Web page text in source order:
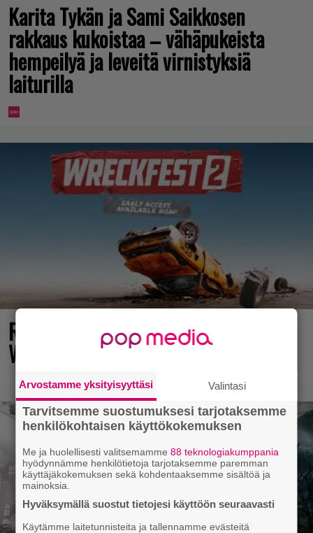
Karita Tykän ja Sami Saikkosen
rakkaus kukoistaa – vähäpukeista
hempeilyä ja leveitä virnistyksiä
laiturilla
Rallienglanti raikaa kotimaisen
Wreckfest 2:n uudella esittelyvideolla
Arvostamme yksityisyyttäsi Valintasi
Tarvitsemme suostumuksesi tarjotaksemme
henkilökohtaisen käyttökokemuksen
Me ja huolellisesti valitsemamme88 teknologiakumppania
hyödynnämme henkilötietoja tarjotaksemme paremman
käyttäjäkokemuksen sekä kohdentaaksemme sisältöä ja
mainoksia.
Hyväksymällä suostut tietojesi käyttöön seuraavasti
Käytämme laitetunnisteita ja tallennamme evästeitä